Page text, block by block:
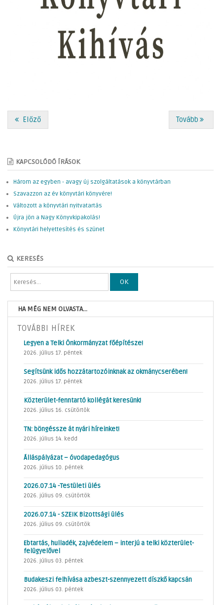
Előző Tovább
KAPCSOLÓDÓ ÍRÁSOK
Három az egyben - avagy új szolgáltatások a könyvtárban
Szavazzon az év könyvtári könyvére!
Változott a könyvtári nyitvatartás
Újra jön a Nagy Könyvkipakolás!
Könyvtári helyettesítés és szünet
KERESÉS
OK
HA MÉG NEM OLVASTA...
TOVÁBBI HÍREK
Legyen a Telki Önkormányzat főépítésze!
2026. július 17. péntek
Segítsünk idős hozzátartozóinknak az okmánycserében!
2026. július 17. péntek
Közterület-fenntartó kollégát keresünk!
2026. július 16. csütörtök
TN: böngéssze át nyári híreinket!
2026. július 14. kedd
Álláspályázat – óvodapedagógus
2026. július 10. péntek
2026.07.14 -Testületi ülés
2026. július 09. csütörtök
2026.07.14 - SZEIK Bizottsági ülés
2026. július 09. csütörtök
Ebtartás, hulladék, zajvédelem – interjú a telki közterület-
felügyelővel
2026. július 03. péntek
Budakeszi felhívása azbeszt-szennyezett díszkő kapcsán
2026. július 03. péntek